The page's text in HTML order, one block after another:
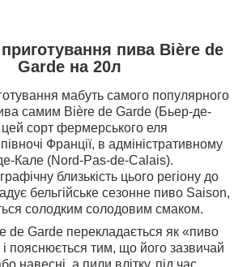
пива Bière de
Garde на 20л
мабуть самого популярного
самим Bière de Garde (Бьер-де-
цей сорт фермерського еля
Франції, в адміністративному
Кале (Nord-Pas-de-Calais).
близькість цього регіону до
бельгійське сезонне пиво Saison,
солодким солодовим смаком.
de Garde перекладається як «пиво
і пояснюється тим, що його зазвичай